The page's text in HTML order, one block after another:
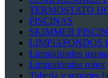
TERMOSTATO
PISCINAS
SKIMMER
LIMPIAFONDOS
Limpiafondos
Limpiafondos robot
Tubería y soportes